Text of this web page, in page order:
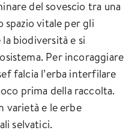
del sovescio tra una
spazio vitale per gli
biodiversità e si
Per incoraggiare
falcia l’erba interfilare
prima della raccolta.
varietà e le erbe
selvatici.